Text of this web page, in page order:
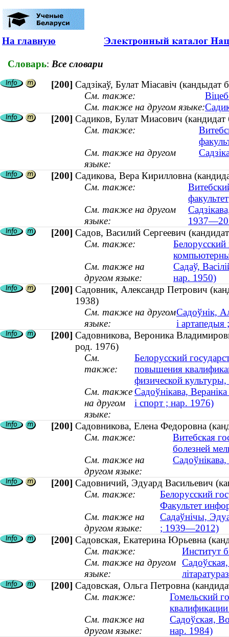
На главную
Словарь: Все словари
[200] Садзікаў, Булат Міасавіч (кандыдат
См. также:
См. также на другом языке:
[200] Садиков, Булат Миасович
См. также:
См. также на другом
языке:
[200] Садикова, Вера Кирилловна
См. также:
факультет
См. также на другом
языке:
[200] Садов, Василий Сергеевич
См. также:
См. также на
другом языке:
Садаў,
нар. 1950)
[200] Садовник, Александр Петрович
1938)
См. также на другом
языке:
Садоўнік,
і
[200] Садовникова, Вероника
род. 1976)
См.
также:
Белорусский
повышения
физической
См. также
на другом
языке:
Садоўнікава,
і спорт ; нар. 1976)
[200] Садовникова, Елена Федоровна
См. также:
Витебская
болезней
См. также на
другом языке:
[200] Садовничий, Эдуард Васильевич
См. также:
Белорусский
Факультет
См. также на
другом языке:
Садаўнічы,
; 1939—2012)
[200] Садовская, Екатерина Юрьевна
См. также:
Институт
См. также на другом
языке:
[200] Садовская, Ольга Петровна
См. также:
Гомельский
См. также на
другом языке:
Садоўская,
нар. 1984)